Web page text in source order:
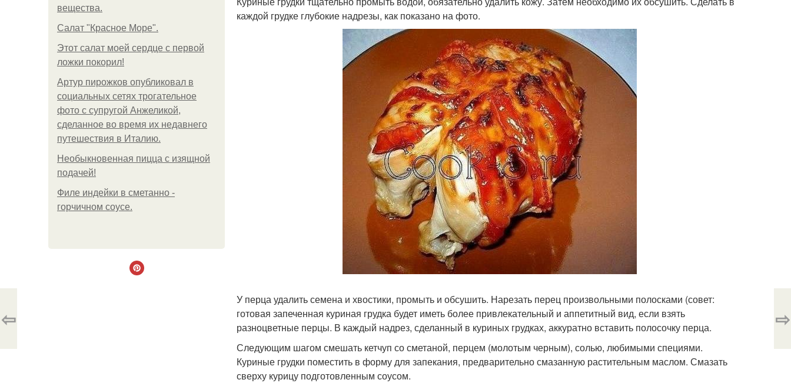
вещества.
Салат "Красное Море".
Этот салат моей сердце с первой
ложки покорил!
Артур пирожков опубликовал в
социальных сетях трогательное
фото с супругой Анжеликой,
сделанное во время их недавнего
путешествия в Италию.
Необыкновенная пицца с изящной
подачей!
Филе индейки в сметанно -
горчичном соусе.
каждой грудке глубокие надрезы, как показано на фото.
У перца удалить семена и хвостики, промыть и обсушить. Нарезать перец произвольными полосками (совет:
готовая запеченная куриная грудка будет иметь более привлекательный и аппетитный вид, если взять
разноцветные перцы. В каждый надрез, сделанный в куриных грудках, аккуратно вставить полосочку перца.
Следующим шагом смешать кетчуп со сметаной, перцем (молотым черным), солью, любимыми специями.
Куриные грудки поместить в форму для запекания, предварительно смазанную растительным маслом. Смазать
сверху курицу подготовленным соусом.
⇦ ⇨